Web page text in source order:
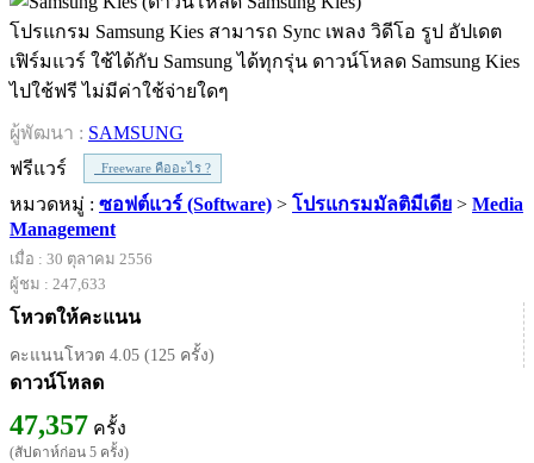
โปรแกรม Samsung Kies สามารถ Sync เพลง วิดีโอ รูป อัปเดต
เฟิร์มแวร์ ใช้ได้กับ Samsung ได้ทุกรุ่น ดาวน์โหลด Samsung Kies
ไปใช้ฟรี ไม่มีค่าใช้จ่ายใดๆ
ผู้พัฒนา : SAMSUNG
ฟรีแวร์
Freeware คืออะไร ?
หมวดหมู่ : ซอฟต์แวร์ (Software) > โปรแกรมมัลติมีเดีย > Media
Management
เมื่อ : 30 ตุลาคม 2556
ผู้ชม : 247,633
โหวตให้คะแนน
คะแนนโหวต 4.05 (125 ครั้ง)
ดาวน์โหลด
47,357 ครั้ง
(สัปดาห์ก่อน 5 ครั้ง)